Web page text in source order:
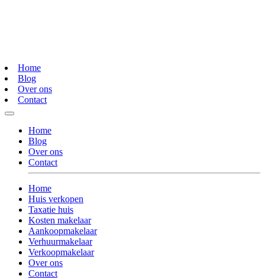
Home
Blog
Over ons
Contact
Home
Blog
Over ons
Contact
Home
Huis verkopen
Taxatie huis
Kosten makelaar
Aankoopmakelaar
Verhuurmakelaar
Verkoopmakelaar
Over ons
Contact